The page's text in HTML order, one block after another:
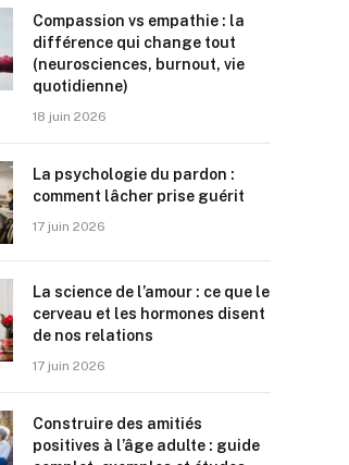
Compassion vs empathie : la
différence qui change tout
(neurosciences, burnout, vie
quotidienne)
18 juin 2026
La psychologie du pardon :
comment lâcher prise guérit
17 juin 2026
La science de l’amour : ce que le
cerveau et les hormones disent
de nos relations
17 juin 2026
Construire des amitiés
positives à l’âge adulte : guide